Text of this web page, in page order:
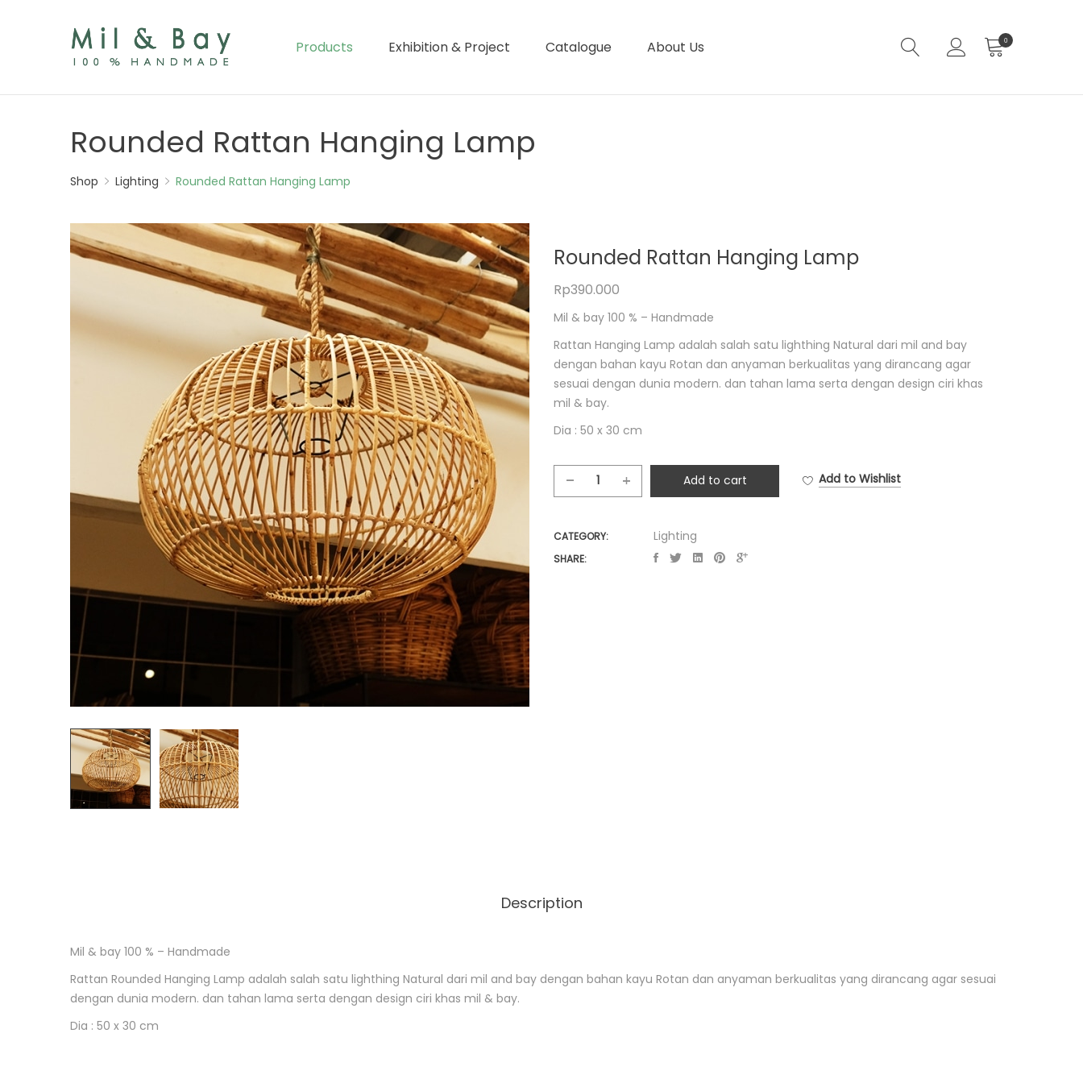
Products Exhibition & Project Catalogue About Us 0
Rounded Rattan Hanging Lamp
Shop Lighting Rounded Rattan Hanging Lamp
Rounded Rattan Hanging Lamp
Rp390.000
Mil & bay 100 % – Handmade
Rattan Hanging Lamp adalah salah satu lighthing Natural dari mil and bay
dengan bahan kayu Rotan dan anyaman berkualitas yang dirancang agar
sesuai dengan dunia modern. dan tahan lama serta dengan design ciri khas
mil & bay.
Dia : 50 x 30 cm
Rounded
Hanging
Add to cart Add to Wishlist
CATEGORY: Lighting
SHARE:
Description
D
e
s
c
r
Mil & bay 100 % – Handmade
Rattan Rounded Hanging Lamp adalah salah satu lighthing Natural dari mil and bay dengan bahan kayu Rotan dan anyaman berkualitas yang dirancang agar sesuai
dengan dunia modern. dan tahan lama serta dengan design ciri khas mil & bay.
Dia : 50 x 30 cm